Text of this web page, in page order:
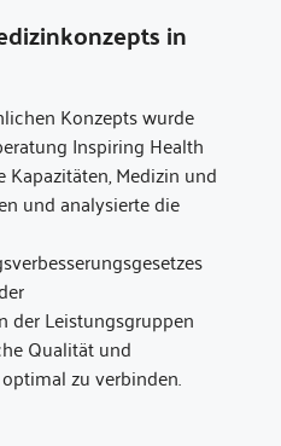
in
Konzepts wurde
Inspiring Health
Kapazitäten, Medizin und
und analysierte die
der Leistungsgruppen
Qualität und
zu verbinden.